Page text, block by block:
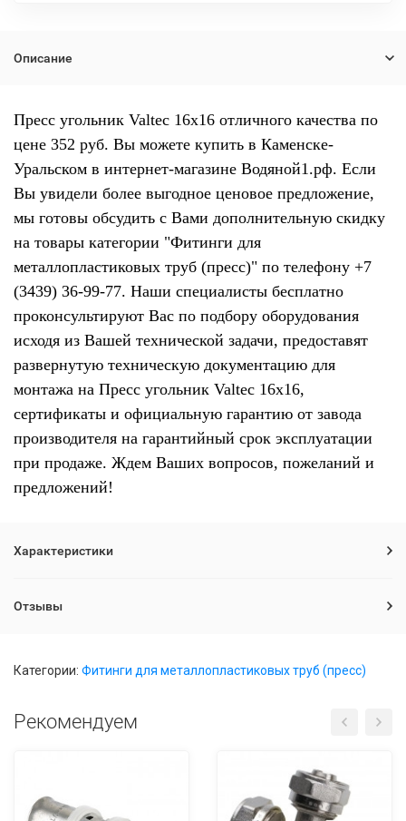
Описание
Пресс угольник Valtec 16х16 отличного качества по
цене 352 руб. Вы можете купить в Каменске-
Уральском в интернет-магазине Водяной1.рф. Если
Вы увидели более выгодное ценовое предложение,
мы готовы обсудить с Вами дополнительную скидку
на товары категории "Фитинги для
металлопластиковых труб (пресс)" по телефону +7
(3439) 36-99-77. Наши специалисты бесплатно
проконсультируют Вас по подбору оборудования
исходя из Вашей технической задачи, предоставят
развернутую техническую документацию для
монтажа на Пресс угольник Valtec 16х16,
сертификаты и официальную гарантию от завода
производителя на гарантийный срок эксплуатации
при продаже. Ждем Ваших вопросов, пожеланий и
предложений!
Характеристики
Отзывы
Категории: Фитинги для металлопластиковых труб (пресс)
Рекомендуем